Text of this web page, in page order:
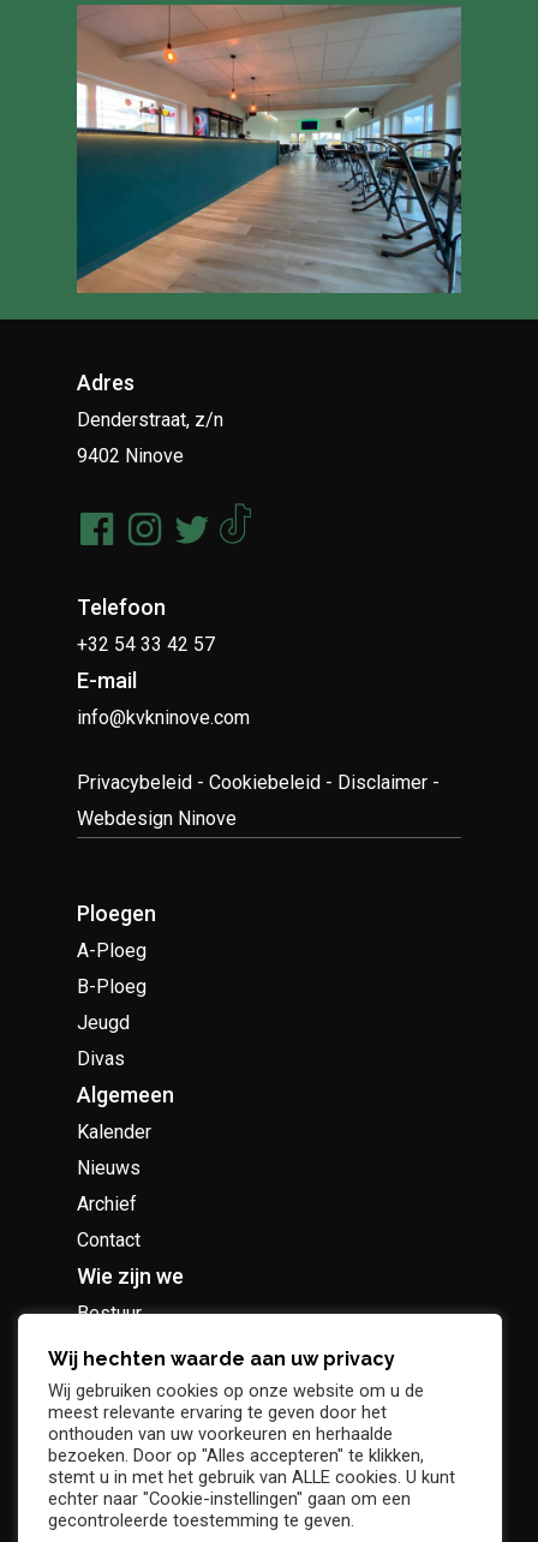
Adres
Denderstraat, z/n
9402 Ninove
Telefoon
+32 54 33 42 57
E-mail
info@kvkninove.com
Privacybeleid -Cookiebeleid - Disclaimer -
Webdesign Ninove
Ploegen
A-Ploeg
B-Ploeg
Jeugd
Divas
Algemeen
Kalender
Nieuws
Archief
Contact
Wie zijn we
Bestuur
Geschiedenis
Supportersclub
Socio Business Club
Wij hechten waarde aan uw privacy
Wij gebruiken cookies op onze website om u de
meest relevante ervaring te geven door het
onthouden van uw voorkeuren en herhaalde
bezoeken. Door op "Alles accepteren" te klikken,
stemt u in met het gebruik van ALLE cookies. U kunt
echter naar "Cookie-instellingen" gaan om een
gecontroleerde toestemming te geven.